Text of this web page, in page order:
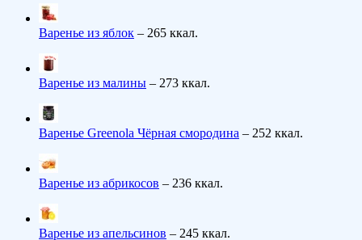
Варенье из яблок – 265 ккал.
Варенье из малины – 273 ккал.
Варенье Greenola Чёрная смородина – 252 ккал.
Варенье из абрикосов – 236 ккал.
Варенье из апельсинов – 245 ккал.